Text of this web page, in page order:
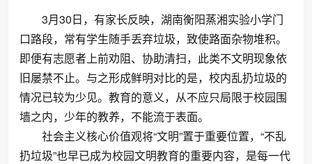
3月30日，有家长反映，湖南衡阳蒸湘实验小学门
口路段，常有学生随手丢弃垃圾，致使路面杂物堆积。
即便有志愿者上前劝阻、协助清扫，此类不文明现象依
旧屡禁不止。与之形成鲜明对比的是，校内乱扔垃圾的
情况已较为少见。教育的意义，从不应只局限于校园围
墙之内，少年的教养，不能流于表面。
社会主义核心价值观将“文明”置于重要位置，“不乱
扔垃圾”也早已成为校园文明教育的重要内容，是每一代